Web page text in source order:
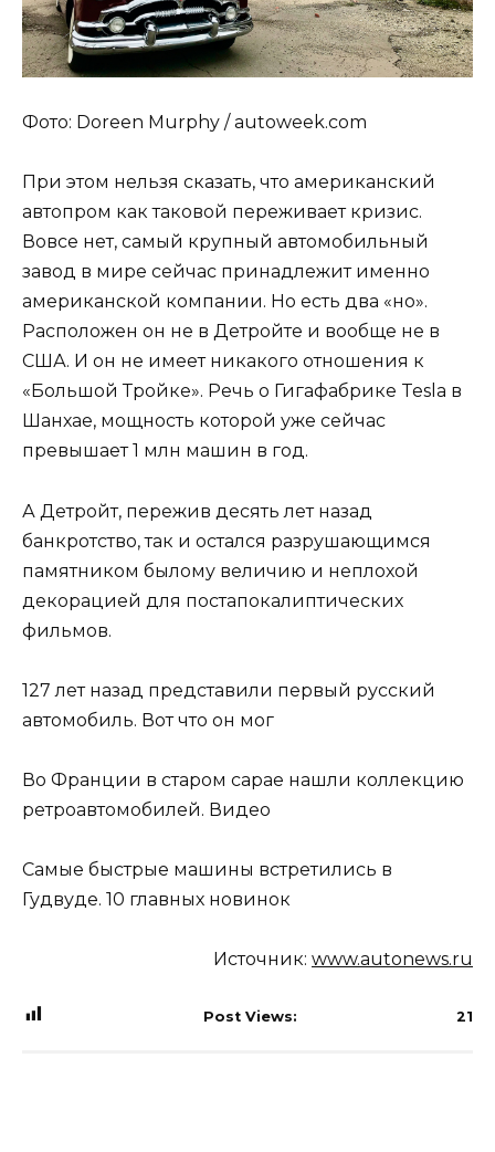
Фото: Doreen Murphy / autoweek.com
При этом нельзя сказать, что американский
автопром как таковой переживает кризис.
Вовсе нет, самый крупный автомобильный
завод в мире сейчас принадлежит именно
американской компании. Но есть два «но».
Расположен он не в Детройте и вообще не в
США. И он не имеет никакого отношения к
«Большой Тройке». Речь о Гигафабрике Tesla в
Шанхае, мощность которой уже сейчас
превышает 1 млн машин в год.
А Детройт, пережив десять лет назад
банкротство, так и остался разрушающимся
памятником былому величию и неплохой
декорацией для постапокалиптических
фильмов.
127 лет назад представили первый русский
автомобиль. Вот что он мог
Во Франции в старом сарае нашли коллекцию
ретроавтомобилей. Видео
Самые быстрые машины встретились в
Гудвуде. 10 главных новинок
Источник: www.autonews.ru
Post Views: 21